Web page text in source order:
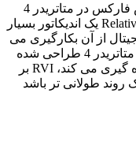
مقدمه ای بر اندیکاتور RVI MT4 مخصوص فارکس در متاتریدر 4
شاخص قدرت نسبی RVI یا Relative Vigor Index یک اندیکاتور بسیار
از آن بکارگیری می
شود و در این نسخه برای پلتفرم معاملاتی متاتریدر 4 طراحی شده
است، این اندیکاتور قدرت یک روند را اندازه گیری می کند، RVI بر
طولانی تر باشد